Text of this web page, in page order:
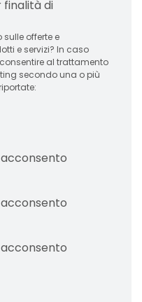
finalità di
offerte e
In caso
al trattamento
secondo una o più